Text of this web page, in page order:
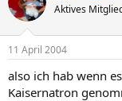
Aktives
11 April 2004
also ich hab wenn
Kaisernatron